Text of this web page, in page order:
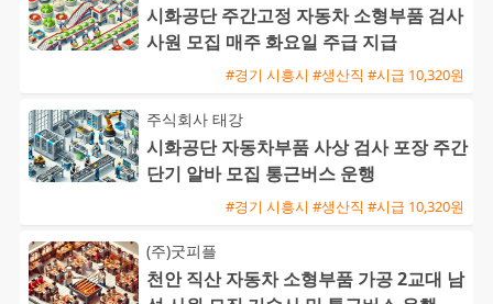
시화공단 주간고정 자동차 소형부품 검사
사원 모집 매주 화요일 주급 지급
#경기 시흥시 #생산직 #시급 10,320원
주식회사 태강
시화공단 자동차부품 사상 검사 포장 주간
단기 알바 모집 통근버스 운행
#경기 시흥시 #생산직 #시급 10,320원
(주)굿피플
천안 직산 자동차 소형부품 가공 2교대 남